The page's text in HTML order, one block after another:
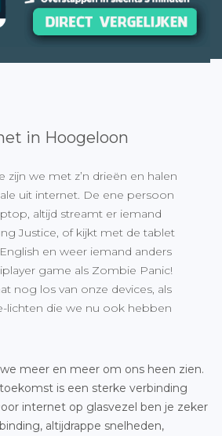
in Hoogeloon
zijn we met z’n drieën en halen
uit internet. De ene persoon
altijd streamt er iemand
Justice, of kijkt met de tablet
en weer iemand anders
game als Zombie Panic!
nog los van onze devices, als
lichten die we nu ook hebben
meer en meer om ons heen zien.
is een sterke verbinding
internet op glasvezel ben je zeker
altijdrappe snelheden,